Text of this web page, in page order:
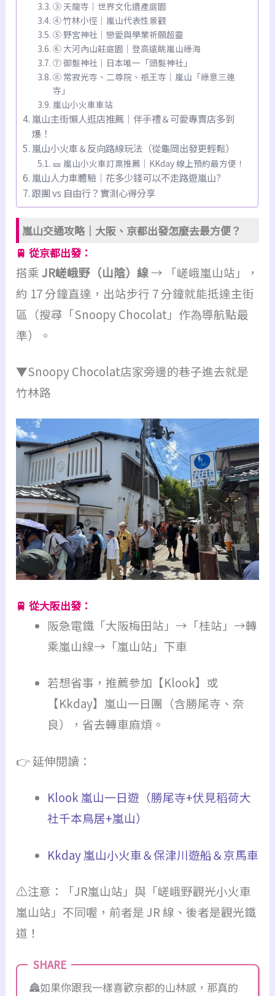
③ 天龍寺｜世界文化遺產庭園
④ 竹林小徑｜嵐山代表性景觀
⑤ 野宮神社｜戀愛與學業祈願超靈
⑥ 大河內山莊庭園｜登高遠眺嵐山綠海
⑦ 御髮神社｜日本唯一「頭髮神社」
⑧ 常寂光寺、二尊院、祇王寺｜嵐山「綠意三連
寺」
嵐山小火車車站
嵐山主街懶人逛店推薦｜伴手禮＆可愛專賣店多到
爆！
嵐山小火車＆反向路線玩法（從龜岡出發更輕鬆）
🎫 嵐山小火車訂票推薦｜KKday 線上預約最方便！
嵐山人力車體驗｜花多少錢可以不走路遊嵐山?
跟團 vs 自由行？實測心得分享
嵐山交通攻略｜大阪、京都出發怎麼去最方便？
🚆 從京都出發：
搭乘JR嵯峨野（山陰）線→ 「嵯峨嵐山站」，
約 17 分鐘直達，出站步行 7 分鐘就能抵達主街
區（搜尋「Snoopy Chocolat」作為導航點最
準）。
▼Snoopy Chocolat店家旁邊的巷子進去就是
竹林路
🚆 從大阪出發：
阪急電鐵「大阪梅田站」→「桂站」→轉
乘嵐山線→「嵐山站」下車
若想省事，推薦參加【Klook】或
【Kkday】嵐山一日團（含勝尾寺、奈
良），省去轉車麻煩。
👉 延伸閱讀：
Klook 嵐山一日遊（勝尾寺+伏見稻荷大
社千本鳥居+嵐山）
Kkday 嵐山小火車＆保津川遊船＆京馬車
⚠️注意：「JR嵐山站」與「嵯峨野觀光小火車
嵐山站」不同喔，前者是 JR 線、後者是觀光鐵
道！
🏯如果你跟我一樣喜歡京都的山林感，那真的